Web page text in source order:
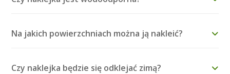
Na jakich powierzchniach można ją nakleić?
Czy naklejka będzie się odklejać zimą?